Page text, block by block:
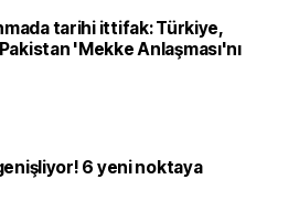
tarihi ittifak: Türkiye,
'Mekke Anlaşması'nı
6 yeni noktaya